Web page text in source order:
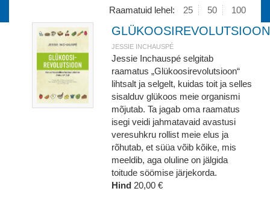
Raamatuid lehel: 25 50 100
GLÜKOOSIREVOLUTSIOON
JESSIE INCHAUSPÉ
Jessie Inchauspé selgitab
raamatus „Glükoosirevolutsioon“
lihtsalt ja selgelt, kuidas toit ja selles
sisalduv glükoos meie organismi
mõjutab. Ta jagab oma raamatus
isegi veidi jahmatavaid avastusi
veresuhkru rollist meie elus ja
rõhutab, et süüa võib kõike, mis
meeldib, aga oluline on jälgida
toitude söömise järjekorda.
Hind 20,00 €